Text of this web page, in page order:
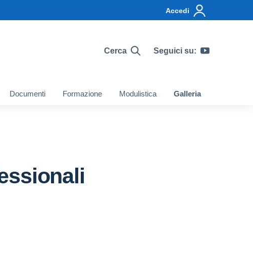
Accedi
Cerca Seguici su:
Documenti Formazione Modulistica Galleria